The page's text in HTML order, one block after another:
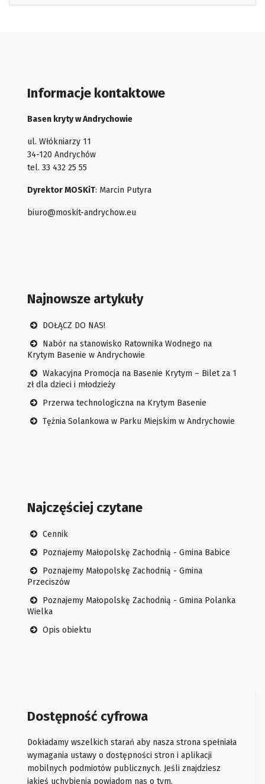
Informacje kontaktowe
Basen kryty w Andrychowie
ul. Włókniarzy 11
34-120 Andrychów
tel. 33 432 25 55
Dyrektor MOSKiT: Marcin Putyra
biuro@moskit-andrychow.eu
Najnowsze artykuły
DOŁĄCZ DO NAS!
Nabór na stanowisko Ratownika Wodnego na
Krytym Basenie w Andrychowie
Wakacyjna Promocja na Basenie Krytym – Bilet za 1
zł dla dzieci i młodzieży
Przerwa technologiczna na Krytym Basenie
Tężnia Solankowa w Parku Miejskim w Andrychowie
Najczęściej czytane
Cennik
Poznajemy Małopolskę Zachodnią - Gmina Babice
Poznajemy Małopolskę Zachodnią - Gmina
Przeciszów
Poznajemy Małopolskę Zachodnią - Gmina Polanka
Wielka
Opis obiektu
Dostępność cyfrowa
Dokładamy wszelkich starań aby nasza strona spełniała
wymagania ustawy o dostępności stron i aplikacji
mobilnych podmiotów publicznych. Jeśli znajdziesz
jakieś uchybienia powiadom nas o tym.